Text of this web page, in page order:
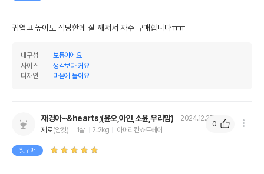
귀엽고 높이도 적당한데 잘 깨져서 자주 구매합니다ㅠㅠ
내구성
보통이에요
사이즈
생각보다 커요
디자인
마음에 들어요
재경아~&hearts;(윤오,아인,소윤,우리맘)
2024.12.27
제로(암컷) 1살 2.2kg 아메리칸쇼트헤어
첫구매
0